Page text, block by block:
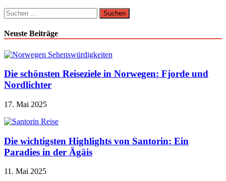
Suchen
nach:
Neuste Beiträge
Die schönsten Reiseziele in Norwegen: Fjorde und
Nordlichter
17. Mai 2025
Die wichtigsten Highlights von Santorin: Ein
Paradies in der Ägäis
11. Mai 2025